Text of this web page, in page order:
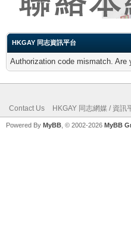
HKGAY 同志資訊平台
Authorization code mismatch.
Contact Us HKGAY 同志網媒 / 資訊
Powered By MyBB , © 2002-2026 MyBB